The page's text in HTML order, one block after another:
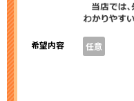
希望内容 任意